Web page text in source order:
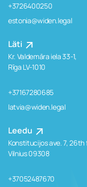
+3726400250
estonia@widen.legal
Läti
Kr. Valdemāra iela 33-1,
Rīga LV-1010
+37167280685
latvia@widen.legal
Leedu
Konstitucijos ave. 7, 26th
Vilnius 09308
+37052487670